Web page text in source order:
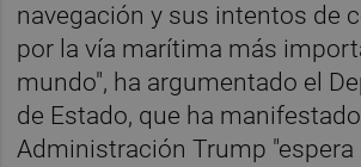
navegación y sus intentos de
por la vía marítima más
mundo", ha argumentado el
de Estado, que ha
Administración Trump "espera